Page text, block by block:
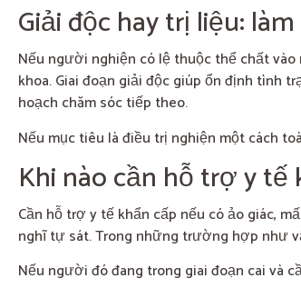
Giải độc hay trị liệu:
Nếu người nghiện có lệ thuộc thể chất
khoa. Giai đoạn giải độc giúp ổn định tình
hoạch chăm sóc tiếp theo.
Nếu mục tiêu là điều trị nghiện một cách
Khi nào cần hỗ trợ y tế
Cần hỗ trợ y tế khẩn cấp nếu có ảo giác,
nghĩ tự sát. Trong những trường hợp như
Nếu người đó đang trong giai đoạn cai và